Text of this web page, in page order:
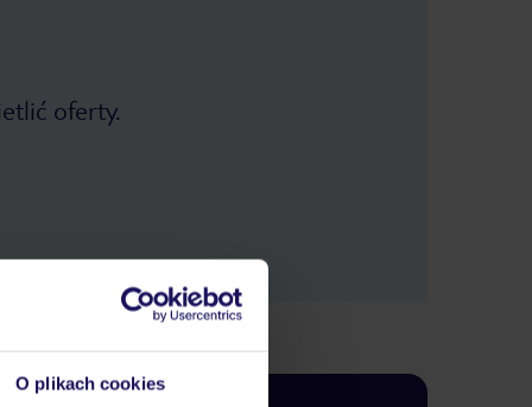
O plikach cookies
oferty.